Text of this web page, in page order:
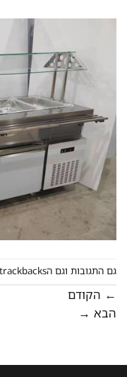
גם התגובות וגם הtrackbacks סגורים כרגע.
הקודם
הבא→